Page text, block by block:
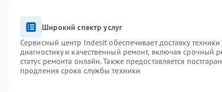
Широкий спектр услуг
Сервисный центр Indesit обеспечивает доставку
диагностику и качественный ремонт, включая срочный
статус ремонта онлайн. Также предоставляется
продления срока службы техники